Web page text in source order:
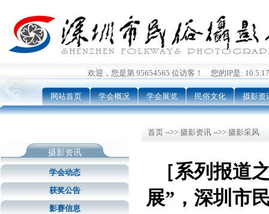
欢迎，您是第 95654565 位访客！ 您的IP是:
网站首页 学会概况 学会展览 民俗文化 摄影资
摄影资讯
学会动态
获奖公告
影赛信息
首页 -->> 摄影资讯 -->> 摄影采风
［系列报道
展”，深圳市